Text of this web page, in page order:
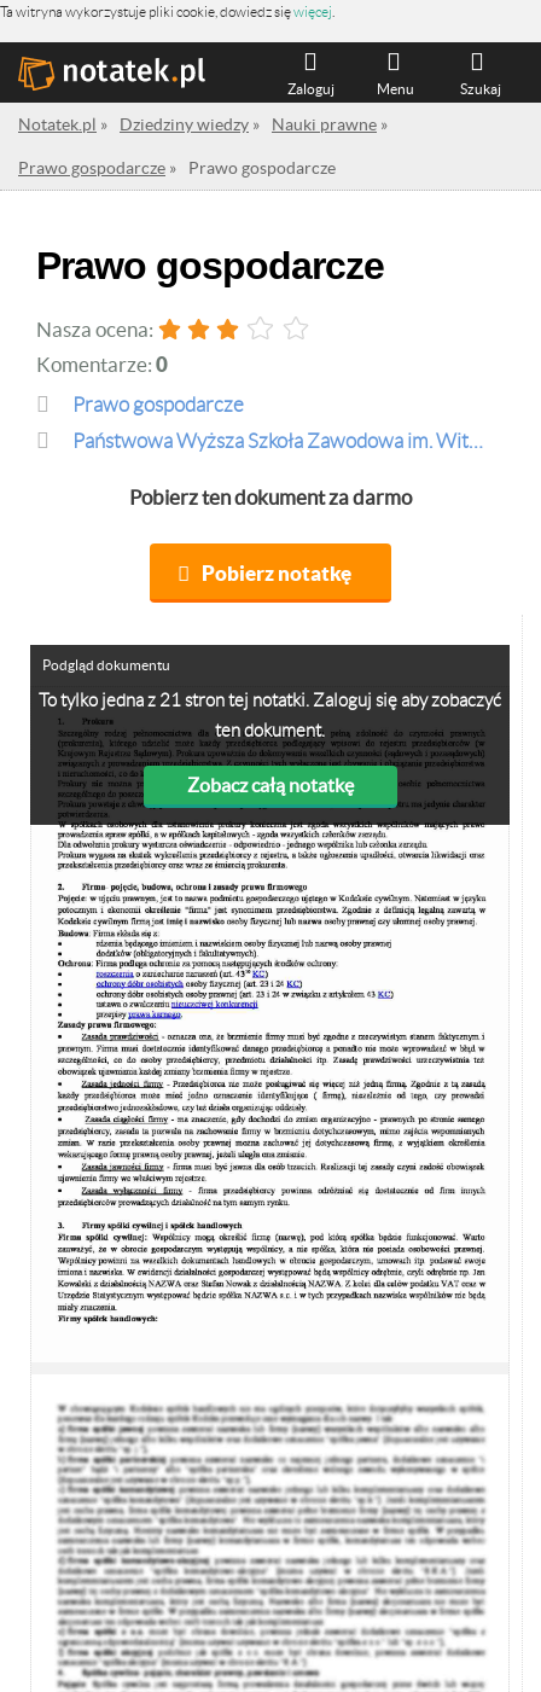
Ta witryna wykorzystuje pliki cookie, dowiedz sięwięcej
Szukaj
Menu
Zaloguj
Notatek.pl » Dziedziny wiedzy » Nauki prawne »
Prawo gospodarcze » Prawo gospodarcze
Prawo gospodarcze
Nasza ocena:
Komentarze: 0
Prawo gospodarcze
Państwowa Wyższa Szkoła Zawodowa im. Witelona w Legnicy
Pobierz ten dokument za darmo
Pobierz notatkę
To tylko jedna z 21 stron tej notatki. Zaloguj się aby zobaczyć
ten dokument.
Zobacz całą notatkę
Podgląd dokumentu